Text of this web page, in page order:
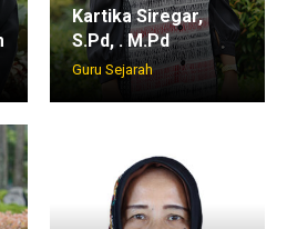
Kartika Siregar,
S.Pd, . M.Pd
Guru Sejarah